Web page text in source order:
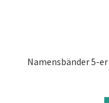
Namensbänder 5-